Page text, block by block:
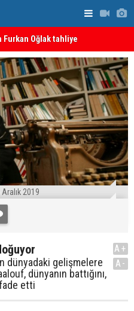
Furkan Oğlak tahliye
Aralık 2019
dünyadaki gelişmelere
dünyanın battığını,
etti
A+
A-